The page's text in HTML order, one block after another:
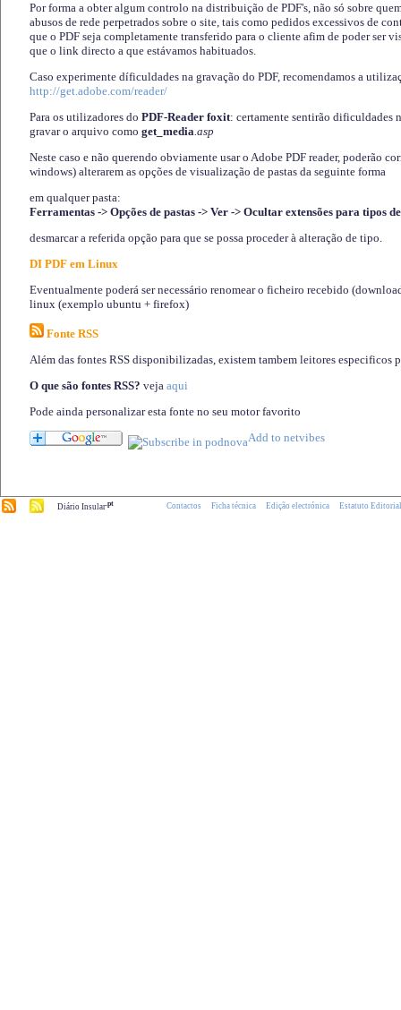
Por forma a obter algum controlo na distribuição de PDF's, não só sobre
abusos de rede perpetrados sobre o site, tais como pedidos excessivos de
que o PDF seja completamente transferido para o cliente afim de poder ser
que o link directo a que estávamos habituados.
Caso experimente díficuldades na gravação do PDF, recomendamos a
http://get.adobe.com/reader/
Para os utilizadores do PDF-Reader foxit: certamente sentirão dificuldades
gravar o arquivo como get_media.asp
Neste caso e não querendo obviamente usar o Adobe PDF reader, poderão
windows) alterarem as opções de visualização de pastas da seguinte forma
em qualquer pasta:
Ferramentas -> Opções de pastas -> Ver -> Ocultar extensões para tipos
desmarcar a referida opção para que se possa proceder à alteração de tipo.
DI PDF em Linux
Eventualmente poderá ser necessário renomear o ficheiro recebido
linux (exemplo ubuntu + firefox)
Fonte RSS
Além das fontes RSS disponibilizadas, existem tambem leitores especificos
O que são fontes RSS? veja aqui
Pode ainda personalizar esta fonte no seu motor favorito
Diário Insular.pt Contactos Ficha técnica Edição electrónica Estatuto Editorial